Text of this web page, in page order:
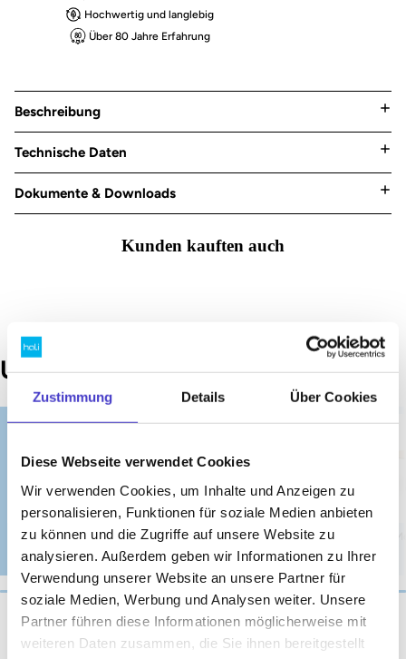
Zustimmung Details Über Cookies
Diese Webseite verwendet Cookies
Wir verwenden Cookies, um Inhalte und Anzeigen zu
personalisieren, Funktionen für soziale Medien anbieten
zu können und die Zugriffe auf unsere Website zu
analysieren. Außerdem geben wir Informationen zu Ihrer
Verwendung unserer Website an unsere Partner für
soziale Medien, Werbung und Analysen weiter. Unsere
Partner führen diese Informationen möglicherweise mit
weiteren Daten zusammen, die Sie ihnen bereitgestellt
Hochwertig und langlebig
Über 80 Jahre Erfahrung
Beschreibung
Technische Daten
Dokumente & Downloads
Kunden kauften auch
Unsere Top Kategorien
Höhenverstellbare
Tische
Schreibtische
Bürohocker und
Barhocker